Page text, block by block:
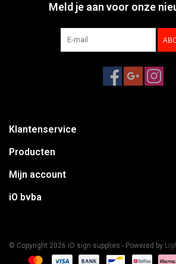
Meld je aan voor onze
Klantenservice
Producten
Mijn account
iO bvba
© Copyright 2026 iO sign supplies - Powered by